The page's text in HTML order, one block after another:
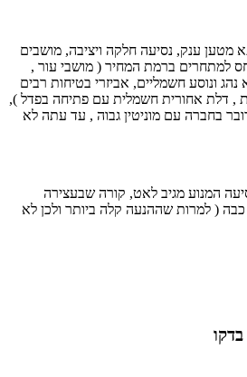
מטען ענק, נסיעה חלקה ויציבה, מושבים
למתחרים ברמת המחיר ( מושבי עור ,
ונוסע חשמליים, אביזרי בטיחות רבים
, דלת אחורית חשמלית עם פתיחה בפדל ),
בחברה עם מוניטין גבוה , עד עתה לא
המנוע מגיב לאט, קורה שבעצירה
( למרות שההנעה קלה ביותר ולכן לא